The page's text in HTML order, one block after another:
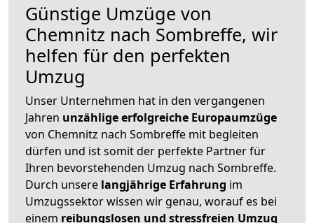
Günstige Umzüge von
Chemnitz nach Sombreffe, wir
helfen für den perfekten
Umzug
Unser Unternehmen hat in den vergangenen
Jahren unzählige erfolgreiche Europaumzüge
von Chemnitz nach Sombreffe mit begleiten
dürfen und ist somit der perfekte Partner für
Ihren bevorstehenden Umzug nach Sombreffe.
Durch unsere langjährige Erfahrung im
Umzugssektor wissen wir genau, worauf es bei
einem reibungslosen und stressfreien Umzug